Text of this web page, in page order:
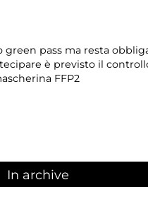
pass ma resta
è previsto il
FFP2
In archive